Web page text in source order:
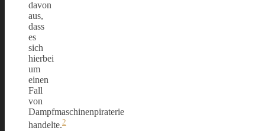
davon
aus,
dass
es
sich
hierbei
um
einen
Fall
von
Dampfmaschinenpiraterie
handelte.2